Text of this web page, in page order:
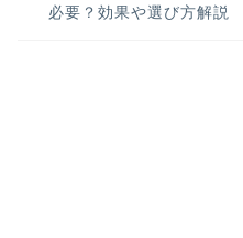
必要？効果や選び方解説